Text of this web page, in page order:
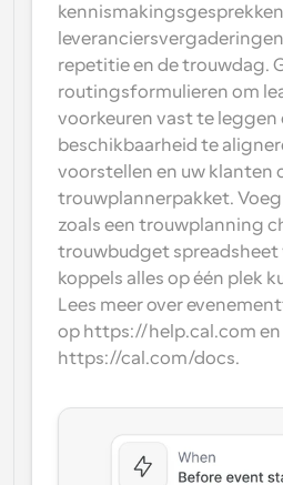
Ontvang een melding
repetitie en de trouwdag.
routingsformulieren om
voorkeuren vast te leggen
beschikbaarheid te
voorstellen en uw klanten
trouwplannerpakket.
zoals een trouwplanning
trouwbudget spreadsheet
koppels alles op één plek
Lees meer over
op https://help.cal.com en
https://cal.com/docs.